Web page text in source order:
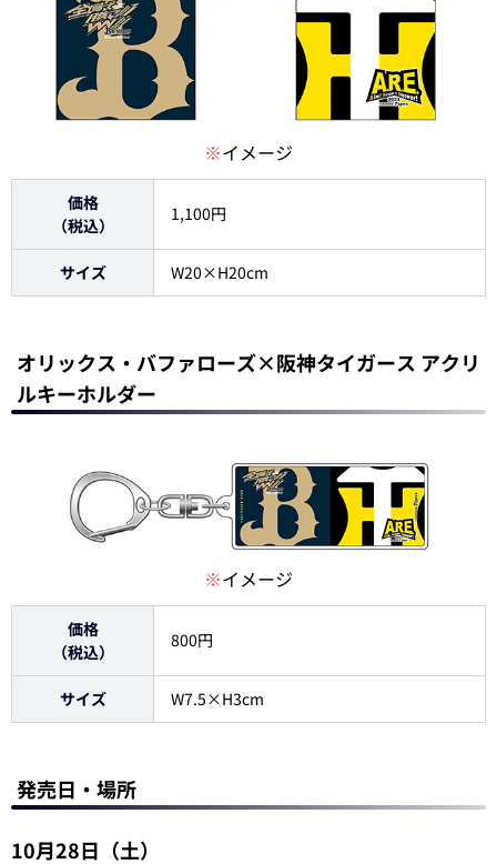
※イメージ
価格
（税込）
1,100円
サイズ W20×H20cm
オリックス・バファローズ×阪神タイガース アクリ
ルキーホルダー
※イメージ
価格
（税込）
800円
サイズ W7.5×H3cm
発売日・場所
10月28日（土）